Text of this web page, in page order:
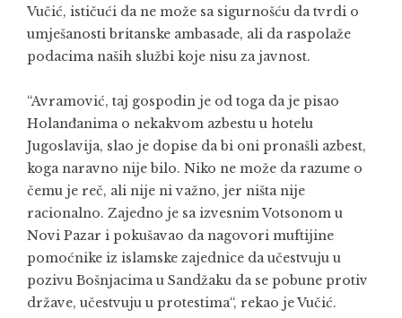
Vučić, ističući da ne može sa sigurnošću da tvrdi o
umješanosti britanske ambasade, ali da raspolaže
podacima naših službi koje nisu za javnost.
“Avramović, taj gospodin je od toga da je pisao
Holanđanima o nekakvom azbestu u hotelu
Jugoslavija, slao je dopise da bi oni pronašli azbest,
koga naravno nije bilo. Niko ne može da razume o
čemu je reč, ali nije ni važno, jer ništa nije
racionalno. Zajedno je sa izvesnim Votsonom u
Novi Pazar i pokušavao da nagovori muftijine
pomoćnike iz islamske zajednice da učestvuju u
pozivu Bošnjacima u Sandžaku da se pobune protiv
države, učestvuju u protestima“, rekao je Vučić.